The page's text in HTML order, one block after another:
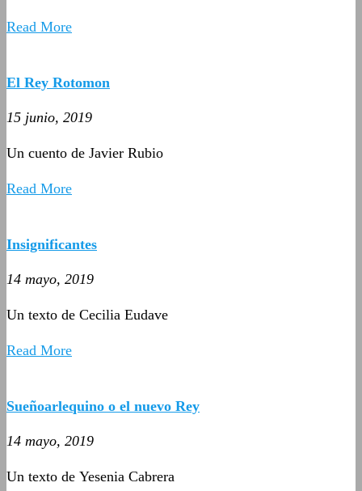
Read More
El Rey Rotomon
15 junio, 2019
Un cuento de Javier Rubio
Read More
Insignificantes
14 mayo, 2019
Un texto de Cecilia Eudave
Read More
Sueñoarlequino o el nuevo Rey
14 mayo, 2019
Un texto de Yesenia Cabrera